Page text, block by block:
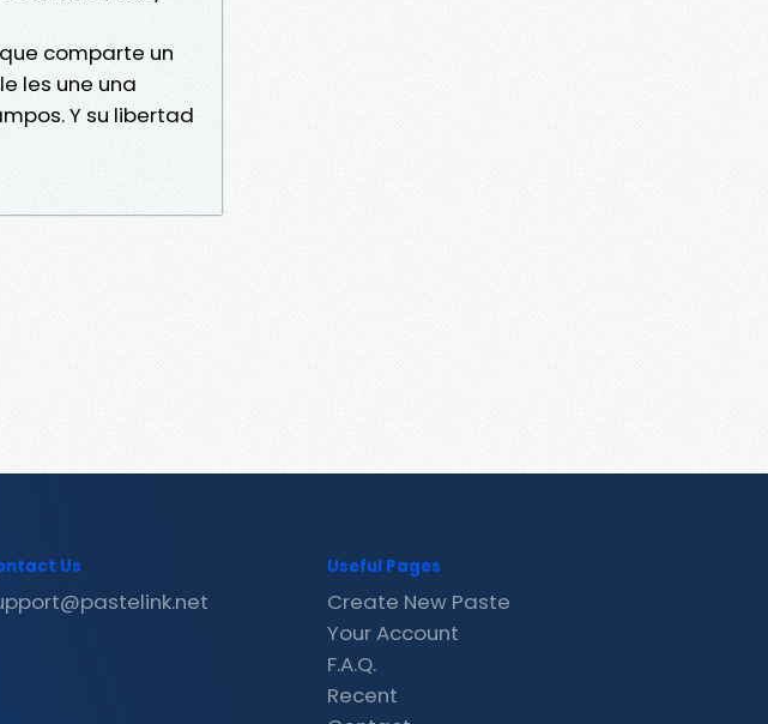
comparte un
les une una
Y su libertad
Us Useful Pages
Create New Paste
Your Account
F.A.Q.
Recent